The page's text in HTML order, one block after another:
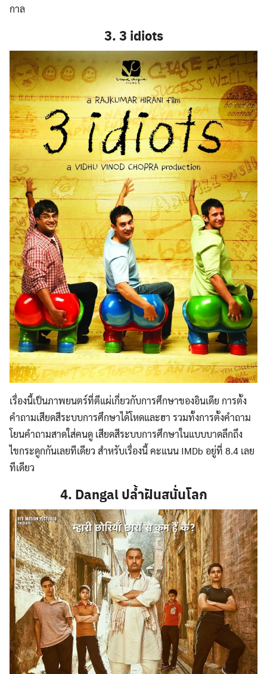
กาล
3. 3 idiots
เรื่องนี้เป็นภาพยนตร์ที่ตีแผ่เกี่ยวกับการศึกษาของอินเดีย การตั้ง
คำถามเสียดสีระบบการศึกษาได้โหดและฮา รวมทั้งการตั้งคำถาม
โยนคำถามสาดใส่คนดู เสียดสีระบบการศึกษาในแบบบาดลึกถึง
ไขกระดูกกันเลยทีเดียว สำหรับเรื่องนี้ คะแนน IMDb อยู่ที่ 8.4 เลย
ทีเดียว
4. Dangal ปล้ำฝันสนั่นโลก